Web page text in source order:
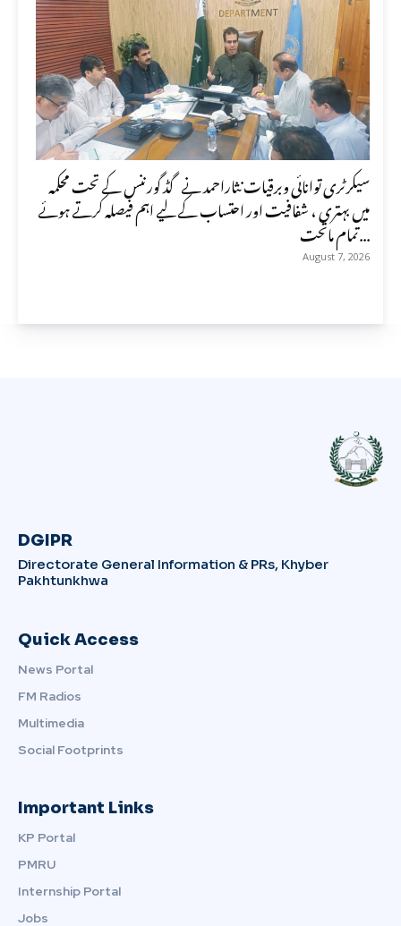
سیکرٹری توانائی وبرقیات نثاراحمد نے گڈ گورننس کے تحت محکمہ
میں بہتری ، شفافیت اور احتساب کے لیے اہم فیصلہ کرتے ہوئے
تمام ماتحت...
August 7, 2026
DGIPR
Directorate General Information & PRs, Khyber
Pakhtunkhwa
Quick Access
News Portal
FM Radios
Multimedia
Social Footprints
Important Links
KP Portal
PMRU
Internship Portal
Jobs